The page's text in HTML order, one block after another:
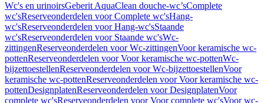
Wc's en urinoirsGeberit AquaClean douche-wc’sComplete
wc'sReserveonderdelen voor Complete wc'sHang-
wc'sReserveonderdelen voor Hang-wc'sStaande
wc'sReserveonderdelen voor Staande wc'sWc-
zittingenReserveonderdelen voor Wc-zittingenVoor keramische wc-
pottenReserveonderdelen voor Voor keramische wc-pottenWc-
bijzettoestellenReserveonderdelen voor Wc-bijzettoestellenVoor
keramische wc-pottenReserveonderdelen voor Voor keramische wc-
pottenDesignplatenReserveonderdelen voor DesignplatenVoor
complete wc'sReserveonderdelen voor Voor complete wc'sVoor wc-